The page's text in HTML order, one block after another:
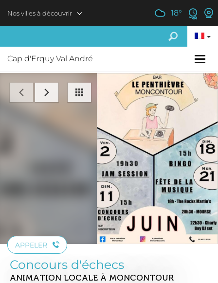
Nos villes à découvrir 18°
Cap d'Erquy Val André
APPELER
Concours d'échecs
ANIMATION LOCALE À MONCONTOUR